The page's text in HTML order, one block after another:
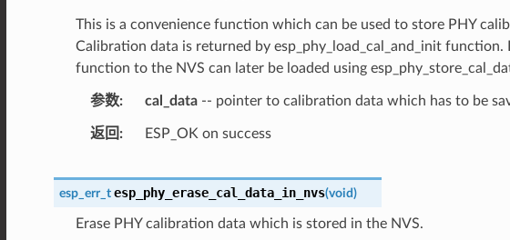
This is a convenience function which can be used to store PHY
Calibration data is returned by esp_phy_load_cal_and_init function.
function to the NVS can later be loaded using
参数 cal_data-- pointer to calibration data which has to be
返回 ESP_OK on success
esp_err_t esp_phy_erase_cal_data_in_nvs(void)
Erase PHY calibration data which is stored in the NVS.